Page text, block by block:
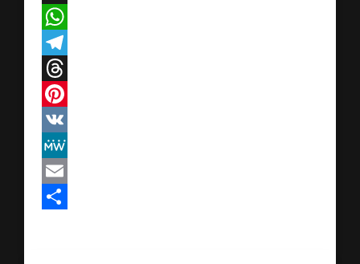
X
WhatsApp
Telegram
Threads
Pinterest
VK
MeWe
Email